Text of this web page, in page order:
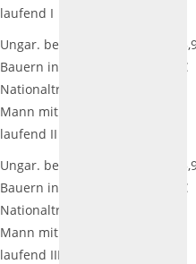
laufend I
Ungar. bewaffn.
Bauern in
Nationaltracht,
Mann mit Lanze
laufend II
€
Ungar. bewaffn.
Bauern in
Nationaltracht,
Mann mit Lanze
laufend III
€